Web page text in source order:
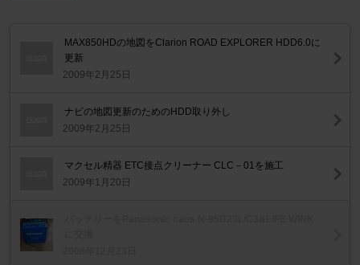
MAX850HDの地図をClarion ROAD EXPLORER HDD6.0に
更新
2009年2月25日
ナビの地図更新のためのHDD取り外し
2009年2月25日
マクセル精器 ETC接点クリーナー CLC－01を施工
2009年1月20日